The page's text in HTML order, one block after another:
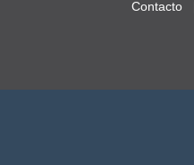
Contacto